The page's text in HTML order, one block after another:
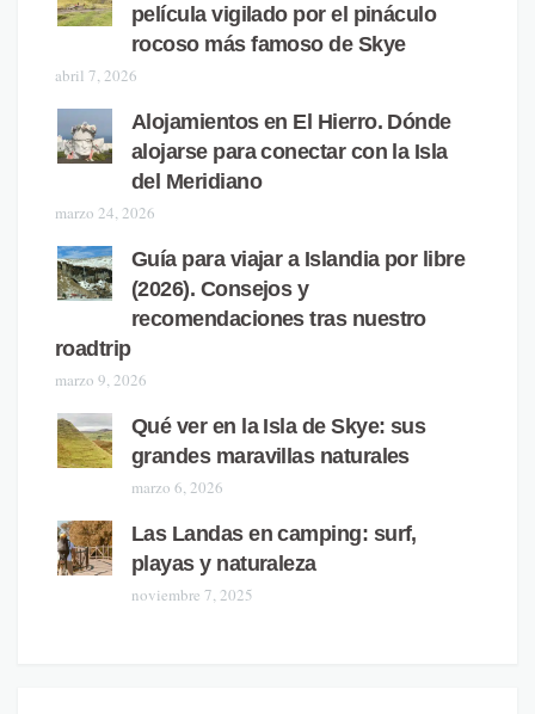
película vigilado por el pináculo
rocoso más famoso de Skye
abril 7, 2026
Alojamientos en El Hierro. Dónde
alojarse para conectar con la Isla
del Meridiano
marzo 24, 2026
Guía para viajar a Islandia por libre
(2026). Consejos y
recomendaciones tras nuestro
roadtrip
marzo 9, 2026
Qué ver en la Isla de Skye: sus
grandes maravillas naturales
marzo 6, 2026
Las Landas en camping: surf,
playas y naturaleza
noviembre 7, 2025